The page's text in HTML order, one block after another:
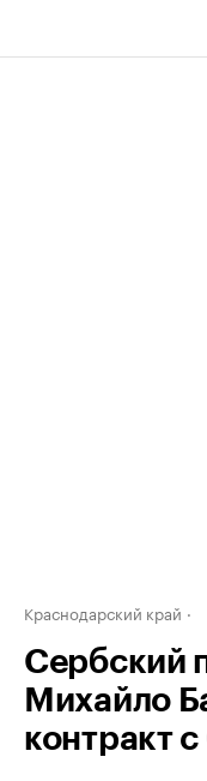
Краснодарский край
Сербский
Михайло
контракт